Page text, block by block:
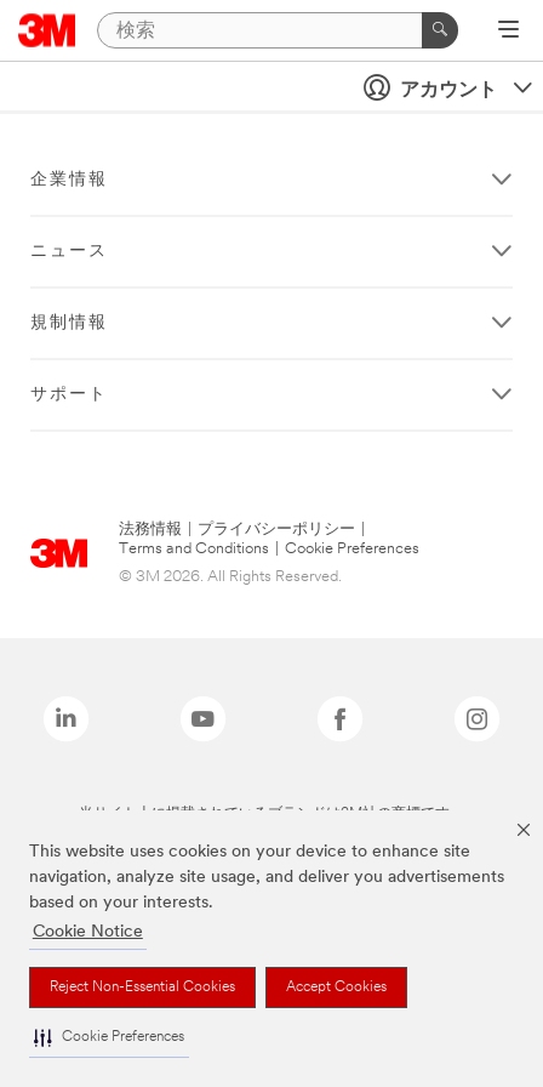
This website uses cookies on your device to enhance site
navigation, analyze site usage, and deliver you advertisements
based on your interests.
Cookie Notice
Reject Non-Essential Cookies Accept Cookies
Cookie Preferences
アカウント
企業情報
ニュース
規制情報
サポート
法務情報 プライバシーポリシー
Terms and Conditions
Cookie Preferences
© 3M 2026. All Rights Reserved.
当サイト上に掲載されているブランドは3M社の商標です。